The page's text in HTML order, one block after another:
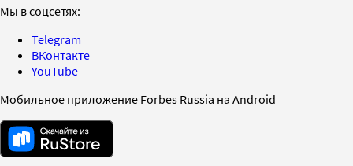
Мы в соцсетях:
Telegram
ВКонтакте
YouTube
Мобильное приложение Forbes Russia на Android